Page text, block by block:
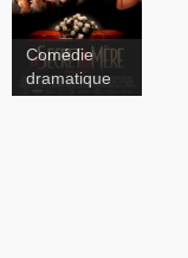
Comédie
dramatique